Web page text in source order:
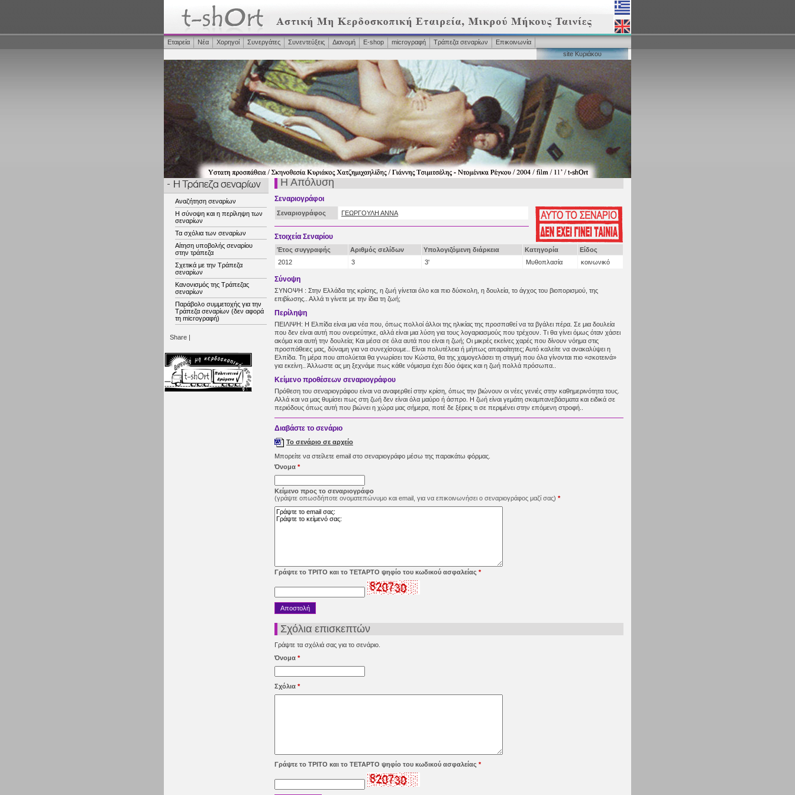
Εταιρεία Νέα Χορηγοί Συνεργάτες Συνεντεύξεις Διανομή Ε-shop microγραφή Τράπεζα σεναρίων
Επικοινωνία
site Κυριάκου
Αναζήτηση σεναρίων
Η σύνοψη και η περίληψη των
σεναρίων
Τα σχόλια των σεναρίων
Αίτηση υποβολής σεναρίου
στην τράπεζα
Σχετικά με την Τράπεζα
σεναρίων
Κανονισμός της Τράπεζας
σεναρίων
Παράβολο συμμετοχής για την
Τράπεζα σεναρίων (δεν αφορά
τη microγραφή)
Share |
Η Απόλυση
Σεναριογράφοι
Σεναριογράφος ΓΕΩΡΓΟΥΛΗ ΑΝΝΑ
Στοιχεία Σεναρίου
Έτος συγγραφής Αριθμός σελίδων Υπολογιζόμενη διάρκεια Κατηγορία
Είδος
2012
3 3' Μυθοπλασία κοινωνικό
Σύνοψη
ΣΥΝΟΨΗ : Στην Ελλάδα της κρίσης, η ζωή γίνεται όλο και πιο δύσκολη, η δουλεία, το άγχος του βιοπορισμού, της
επιβίωσης.. Αλλά τι γίνετε με την ίδια τη ζωή;
Περίληψη
ΠΕΙΛΙΨΗ: Η Ελπίδα είναι μια νέα που, όπως πολλοί άλλοι της ηλικίας της προσπαθεί να τα βγάλει πέρα. Σε μια δουλεία
που δεν είναι αυτή που ονειρεύτηκε, αλλά είναι μια λύση για τους λογαριασμούς που τρέχουν. Τι θα γίνει όμως όταν χάσει
ακόμα και αυτή την δουλεία; Και μέσα σε όλα αυτά που είναι η ζωή; Οι μικρές εκείνες χαρές που δίνουν νόημα στις
προσπάθειες μας, δύναμη για να συνεχίσουμε.. Είναι πολυτέλεια ή μήπως απαραίτητες; Αυτό καλείτε να ανακαλύψει η
Ελπίδα. Τη μέρα που απολύεται θα γνωρίσει τον Κώστα, θα της χαμογελάσει τη στιγμή που όλα γίνονται πιο «σκοτεινά»
για εκείνη.. Άλλωστε ας μη ξεχνάμε πως κάθε νόμισμα έχει δύο όψεις και η ζωή πολλά πρόσωπα..
Κείμενο προθέσεων σεναριογράφου
Πρόθεση του σεναριογράφου είναι να αναφερθεί στην κρίση, όπως την βιώνουν οι νέες γενιές στην καθημερινότητα τους.
Αλλά και να μας θυμίσει πως στη ζωή δεν είναι όλα μαύρο ή άσπρο. Η ζωή είναι γεμάτη σκαμπανεβάσματα και ειδικά σε
περιόδους όπως αυτή που βιώνει η χώρα μας σήμερα, ποτέ δε ξέρεις τι σε περιμένει στην επόμενη στροφή..
Διαβάστε τo σενάριo
Το σενάριο σε αρχείο
Μπορείτε να στείλετε email στο σεναριογράφο μέσω της παρακάτω φόρμας.
Όνομα *
Κείμενο προς το σεναριογράφο
(γράψτε οπωσδήποτε ονοματεπώνυμο και email, για να επικοινωνήσει ο σεναριογράφος μαζί σας) *
Γράψτε το ΤΡΙΤΟ και το ΤΕΤΑΡΤΟ ψηφίο του κωδικού ασφαλείας *
Σχόλια επισκεπτών
Γράψτε τα σχόλιά σας για το σενάριο.
Όνομα *
Σχόλια *
Γράψτε το ΤΡΙΤΟ και το ΤΕΤΑΡΤΟ ψηφίο του κωδικού ασφαλείας *